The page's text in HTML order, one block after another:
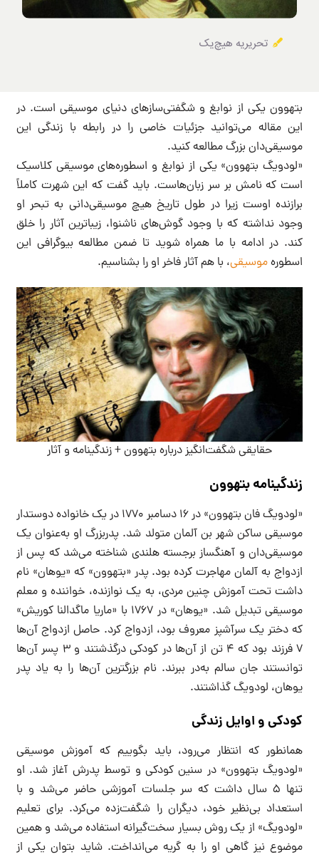
تحریریه هیچ‌یک
بتهوون یکی از نوابغ و شگفتی‌سازهای دنیای موسیقی است. در
این مقاله می‌توانید جزئیات خاصی را در رابطه با زندگی این
موسیقی‌دان بزرگ مطالعه کنید.
«لودویگ بتهوون» یکی از نوابغ و اسطوره‌های موسیقی کلاسیک
است که نامش بر سر زبان‌هاست. باید گفت که این شهرت کاملاً
برازنده اوست زیرا در طول تاریخ هیچ موسیقی‌دانی به تبحر او
وجود نداشته که با وجود گوش‌های ناشنوا، زیباترین آثار را خلق
کند. در ادامه با ما همراه شوید تا ضمن مطالعه بیوگرافی این
اسطورهموسیقی، با هم آثار فاخر او را بشناسیم.
حقایقی شگفت‌انگیز درباره بتهوون + زندگینامه و آثار
زندگینامه بتهوون
«لودویگ فان بتهوون» در ۱۶ دسامبر ۱۷۷۰ در یک خانواده دوستدار
موسیقی ساکن شهر بن آلمان متولد شد. پدربزرگ او به‌عنوان یک
موسیقی‌دان و آهنگساز برجسته هلندی شناخته می‌شد که پس از
ازدواج به آلمان مهاجرت کرده بود. پدر «بتهوون» که «یوهان» نام
داشت تحت آموزش چنین مردی، به یک نوازنده، خواننده و معلم
موسیقی تبدیل شد. «یوهان» در ۱۷۶۷ با «ماریا ماگدالنا کوریش»
که دختر یک سرآشپز معروف بود، ازدواج کرد. حاصل ازدواج آن‌ها
۷ فرزند بود که ۴ تن از آن‌ها در کودکی درگذشتند و ۳ پسر آن‌ها
توانستند جان سالم به‌در ببرند. نام بزرگترین آن‌ها را به یاد پدر
یوهان، لودویگ گذاشتند.
کودکی و اوایل زندگی
همانطور که انتظار می‌رود، باید بگوییم که آموزش موسیقی
«لودویگ بتهوون» در سنین کودکی و توسط پدرش آغاز شد. او
تنها ۵ سال داشت که سر جلسات آموزشی حاضر می‌شد و با
استعداد بی‌نظیر خود، دیگران را شگفت‌زده می‌کرد. برای تعلیم
«لودویگ» از یک روش بسیار سخت‌گیرانه استفاده می‌شد و همین
موضوع نیز گاهی او را به گریه می‌انداخت. شاید بتوان یکی از